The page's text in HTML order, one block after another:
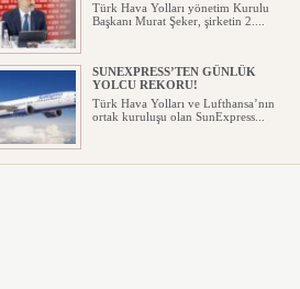
Türk Hava Yolları yönetim Kurulu
Başkanı Murat Şeker, şirketin 2....
SUNEXPRESS’TEN GÜNLÜK
YOLCU REKORU!
Türk Hava Yolları ve Lufthansa’nın
ortak kuruluşu olan SunExpress...
IBERYA HAVAYOLLARI GÜNEŞ